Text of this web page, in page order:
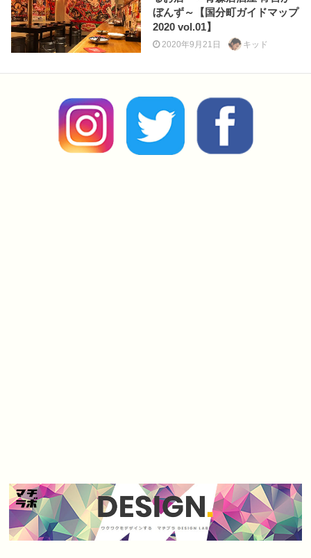
ぼんず～【国分町ガイドマップ
2020 vol.01】
2020年9月21日 キッド